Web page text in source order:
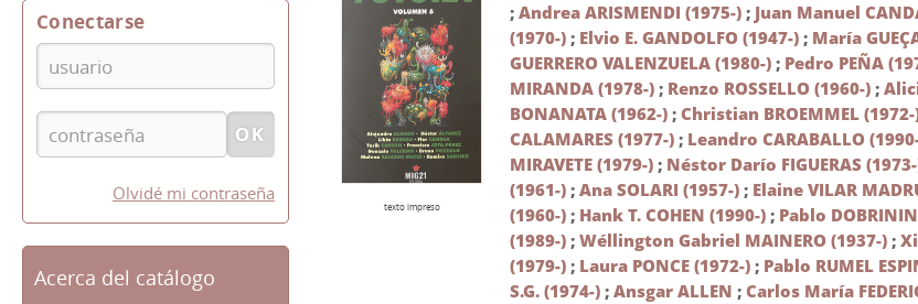
texto impreso
;Andrea ARISMENDI (1975-) ; Juan Manuel
(1970-) ; Elvio E. GANDOLFO (1947-) ; María
GUERRERO VALENZUELA (1980-) ; Pedro PEÑA
MIRANDA (1978-) ; Renzo ROSSELLO (1960-) ;
BONANATA (1962-) ;Christian BROEMMEL (1972-
CALAMARES (1977-) ; Leandro CARABALLO
MIRAVETE (1979-) ; Néstor Darío FIGUERAS
(1961-) ;Ana SOLARI (1957-) ; Elaine VILAR
(1960-) ; Hank T. COHEN (1990-) ; Pablo
(1989-) ;Wéllington Gabriel MAINERO (1937-) ;
(1979-) ; Laura PONCE (1972-) ; Pablo RUMEL
S.G. (1974-) ;Ansgar ALLEN ;Carlos María
Conectarse
Olvidé mi contraseña
Acerca del catálogo